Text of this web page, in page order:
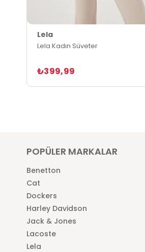
Lela
Lela Kadın Süveter
₺399,99
POPÜLER MARKALAR
Benetton
Cat
Dockers
Harley Davidson
Jack & Jones
Lacoste
Lela